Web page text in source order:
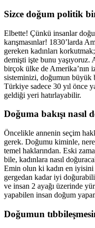
Sizce doğum politik
Elbette! Çünkü insanlar
karışmasınlar! 1830’larda
gereken kadınları
demişti işte bunu
birçok ülke de Amerika’nın
sisteminizi, doğumun büyük
Türkiye sadece 30 yıl önce
geldiği yeri hatırlayabilir.
Doğuma bakışı nasıl
Öncelikle annenin seçim
gerek. Doğumu kiminle,
temel haklarından. Eski
bile, kadınlara nasıl
Emin olun ki kadın en iyisini
gergedan kadar iyi
ve insan 2 ayağı üzerinde
yapabilen insan doğum
Doğumun